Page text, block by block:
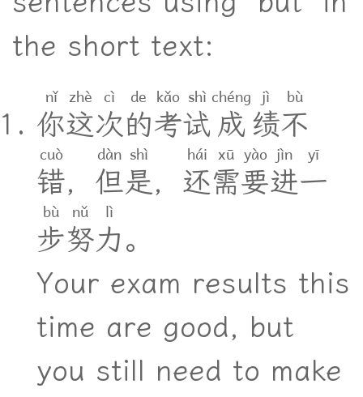
the short text:
你
nǐ
这
zhè
次
cì
的
de
考
kǎo
试
shì
成
chéng
绩
jì
不
bù
错
cuò
， 但
dàn
是
shì
， 还
hái
需
xū
要
yào
进
jìn
一
yī
步
bù
努
nǔ
力
lì
。
Your exam results this
time are good, but
you still need to make